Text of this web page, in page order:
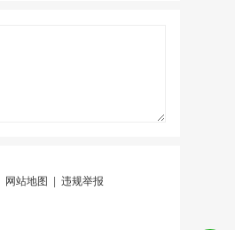
网站地图 违规举报